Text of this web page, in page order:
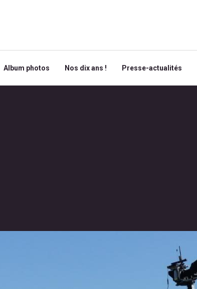
Album photos Nos dix ans ! Presse-actualités